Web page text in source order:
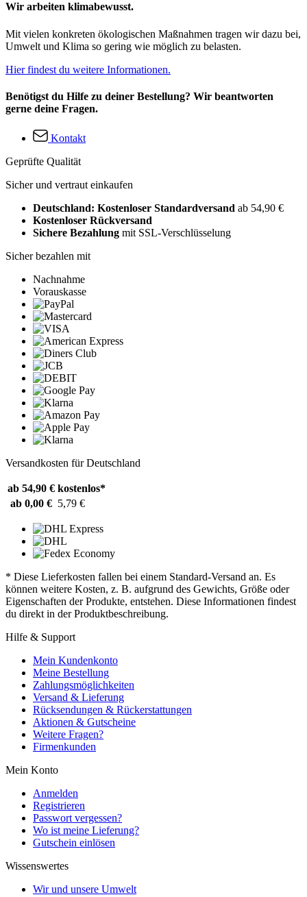
Wir arbeiten klimabewusst.
Mit vielen konkreten ökologischen Maßnahmen tragen wir dazu bei,
Umwelt und Klima so gering wie möglich zu belasten.
Hier findest du weitere Informationen.
Benötigst du Hilfe zu deiner Bestellung? Wir beantworten
gerne deine Fragen.
Kontakt
Geprüfte Qualität
Sicher und vertraut einkaufen
Deutschland: Kostenloser Standardversand ab 54,90 €
Kostenloser Rückversand
Sichere Bezahlung mit SSL-Verschlüsselung
Sicher bezahlen mit
Nachnahme
Vorauskasse
Versandkosten für Deutschland
ab 54,90 € kostenlos*
ab 0,00 € 5,79 €
* Diese Lieferkosten fallen bei einem Standard-Versand an. Es
können weitere Kosten, z. B. aufgrund des Gewichts, Größe oder
Eigenschaften der Produkte, entstehen. Diese Informationen findest
du direkt in der Produktbeschreibung.
Hilfe & Support
Mein Kundenkonto
Meine Bestellung
Zahlungsmöglichkeiten
Versand & Lieferung
Rücksendungen & Rückerstattungen
Aktionen & Gutscheine
Weitere Fragen?
Firmenkunden
Mein Konto
Anmelden
Registrieren
Passwort vergessen?
Wo ist meine Lieferung?
Gutschein einlösen
Wissenswertes
Wir und unsere Umwelt